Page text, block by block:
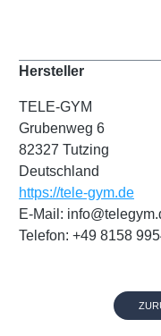
Hersteller
TELE-GYM
Grubenweg 6
82327 Tutzing
Deutschland
https://tele-gym.de
E-Mail:
Telefon: +49 8158